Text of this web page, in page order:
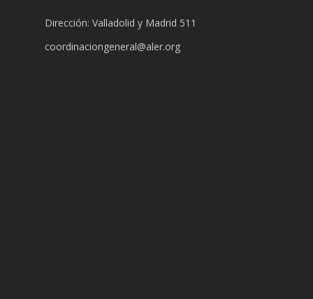
Dirección: Valladolid y Madrid 511
coordinaciongeneral@aler.org